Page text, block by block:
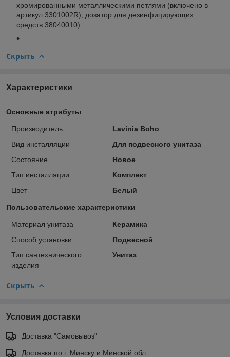
хромированными металлическими петлями (включено в
артикул 3301002R); дозатор для дезинфицирующих
средств 38040010)
Скрыть
Характеристики
Основные атрибуты
Производитель
Lavinia Boho
Вид инсталляции
Для подвесного унитаза
Состояние
Новое
Тип инсталляции
Комплект
Цвет
Белый
Пользовательские характеристики
Материал унитаза
Керамика
Способ установки
Подвесной
Тип сантехнического
изделия
Унитаз
Скрыть
Условия доставки
Доставка "Самовывоз"
Доставка по г. Минску и Минской обл.